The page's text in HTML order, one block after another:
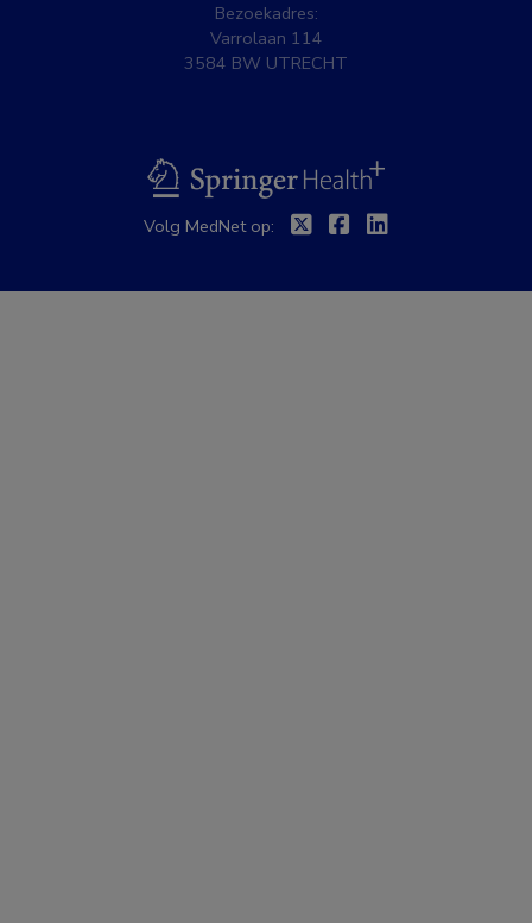
Bezoekadres:
Varrolaan 114
3584 BW UTRECHT
BSL
Volg MedNet op: TwitterFacebook
Linkedin